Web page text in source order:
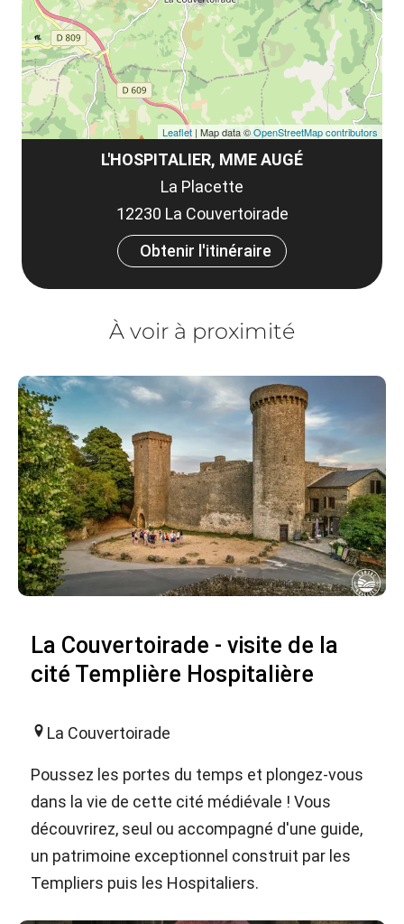
L'HOSPITALIER, MME AUGÉ
La Placette
12230 La Couvertoirade
Obtenir l'itinéraire
Leaflet| Map data ©OpenStreetMap contributors
À voir à proximité
La Couvertoirade - visite de la
cité Templière Hospitalière
La Couvertoirade
Poussez les portes du temps et plongez-vous
dans la vie de cette cité médiévale ! Vous
découvrirez, seul ou accompagné d'une guide,
un patrimoine exceptionnel construit par les
Templiers puis les Hospitaliers.